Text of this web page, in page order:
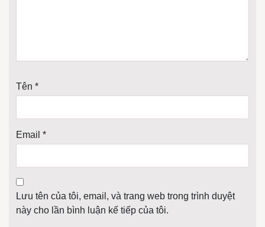
Tên *
Email *
Lưu tên của tôi, email, và trang web trong trình duyệt
này cho lần bình luận kế tiếp của tôi.